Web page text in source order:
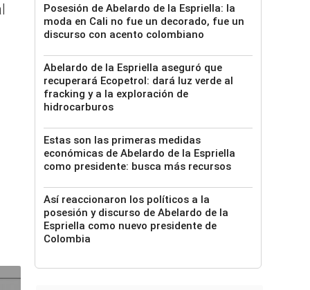
Posesión de Abelardo de la Espriella: la
moda en Cali no fue un decorado, fue un
discurso con acento colombiano
Abelardo de la Espriella aseguró que
recuperará Ecopetrol: dará luz verde al
fracking y a la exploración de
hidrocarburos
Estas son las primeras medidas
económicas de Abelardo de la Espriella
como presidente: busca más recursos
Así reaccionaron los políticos a la
posesión y discurso de Abelardo de la
Espriella como nuevo presidente de
Colombia